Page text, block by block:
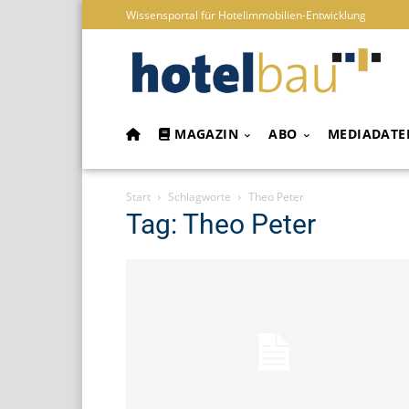
Wissensportal für Hotelimmobilien-Entwicklung
MAGAZIN ABO
Start Schlagworte Theo Peter
Tag: Theo Peter